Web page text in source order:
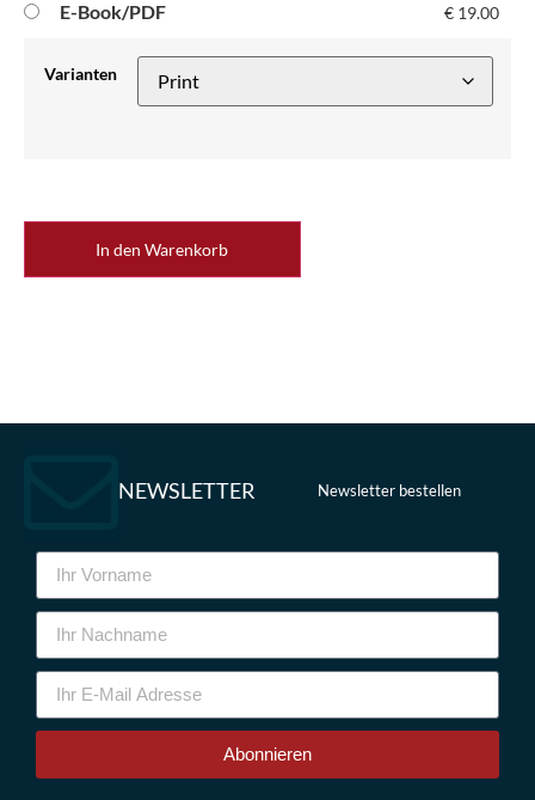
E-Book/PDF € 19.00
Varianten
In den Warenkorb
NEWSLETTER Newsletter bestellen
Abonnieren